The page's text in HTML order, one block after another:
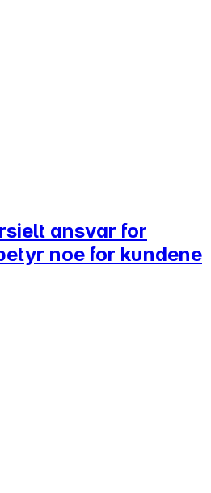
ansvar for
noe for kundene